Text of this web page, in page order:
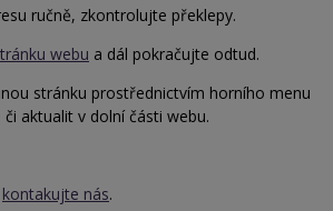
ručně, zkontrolujte překlepy.
webu a dál pokračujte odtud.
stránku prostřednictvím horního menu
aktualit v dolní části webu.
kontakujte nás.